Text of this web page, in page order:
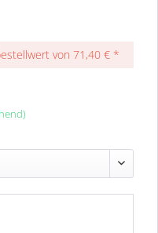
von 71,40 € *